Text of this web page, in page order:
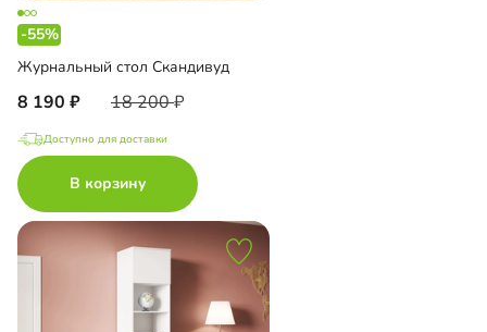
-55%
Журнальный стол Скандивуд
8 190 18 200
Доступно для доставки
В корзину